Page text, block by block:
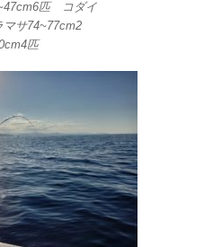
匹 コダイ
サ74~77cm2
匹